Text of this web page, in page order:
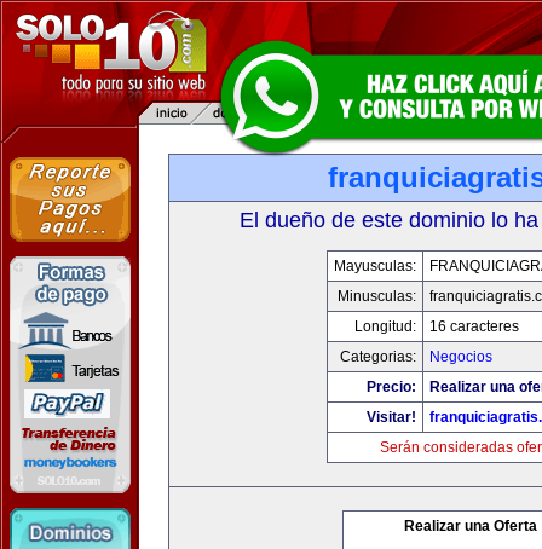
El dueño de este dominio lo
Mayusculas:
Minusculas:
Longitud:
16 caracteres
Categorias:
Negocios
Precio:
Realizar una
Visitar!
Serán consideradas
Realizar una Oferta